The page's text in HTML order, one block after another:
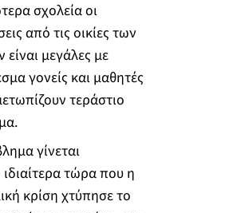
σχολεία οι
από τις οικίες των
μεγάλες με
γονείς και μαθητές
τεράστιο
γίνεται
ιδιαίτερα τώρα που η
κρίση χτύπησε το